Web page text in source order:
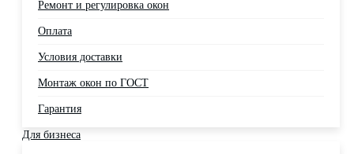
Ремонт и регулировка окон
Оплата
Условия доставки
Монтаж окон по ГОСТ
Гарантия
Для бизнеса